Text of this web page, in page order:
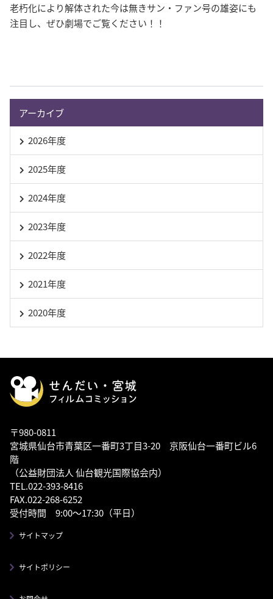
老朽化により解体された今は無きサン・ファン号の雄姿にも
注目し、ぜひ劇場でご覧ください！！
アーカイブ
2026年度
2025年度
2024年度
2023年度
2022年度
2021年度
2020年度
〒980-0811
宮城県仙台市青葉区一番町3丁目3-20 京阪仙台一番町ビル6
階
（公益財団法人 仙台観光国際協会内）
TEL.022-393-8416
FAX.022-268-6252
受付時間 9:00～17:30（平日）
サイトマップ
サイトポリシー